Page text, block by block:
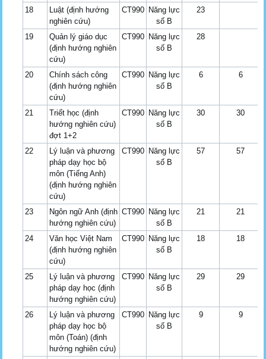
18
Luật (định hướng
nghiên cứu)
CT990 Năng lực
số B
23
19
Quản lý giáo dục
(định hướng nghiên
cứu)
CT990 Năng lực
số B
28
20
Chính sách công
(định hướng nghiên
cứu)
CT990 Năng lực
số B
6 6
21
Triết học (định
hướng nghiên cứu)
đợt 1+2
CT990 Năng lực
số B
30 30
22
Lý luận và phương
pháp dạy học bộ
môn (Tiếng Anh)
(định hướng nghiên
cứu)
CT990 Năng lực
số B
57 57
23
Ngôn ngữ Anh (định
hướng nghiên cứu)
CT990 Năng lực
số B
21 21
24
Văn học Việt Nam
(định hướng nghiên
cứu)
CT990 Năng lực
số B
18 18
25
Lý luận và phương
pháp dạy học (định
hướng nghiên cứu)
CT990 Năng lực
số B
29 29
26
Lý luận và phương
pháp dạy học bộ
môn (Toán) (định
hướng nghiên cứu)
CT990 Năng lực
số B
9 9